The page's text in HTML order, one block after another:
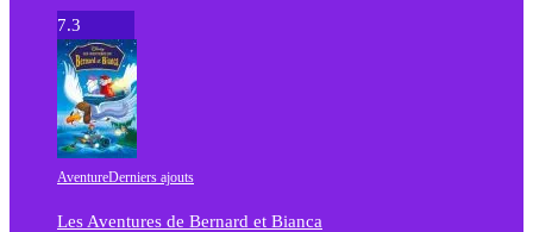
7.3
AventureDerniers ajouts
Les Aventures de Bernard et Bianca